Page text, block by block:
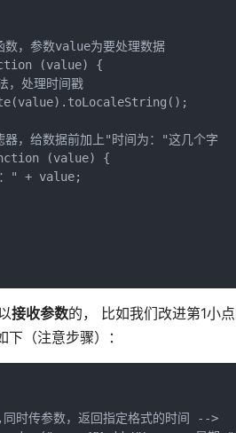
，参数value为要处理数据
(value) {
，处理时间戳
，给数据前加上"时间为："这几个字
(value) {
" + value;
接收参数的， 比如我们改进第1小
（注意步骤）：
时传参数，返回指定格式的时间 -->